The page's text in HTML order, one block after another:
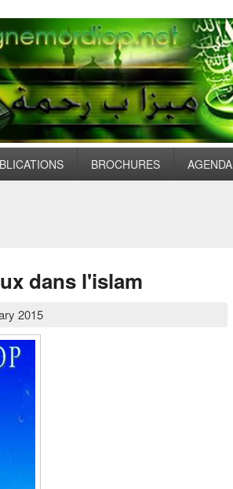
BROCHURES AGENDA
dans l'islam
2015